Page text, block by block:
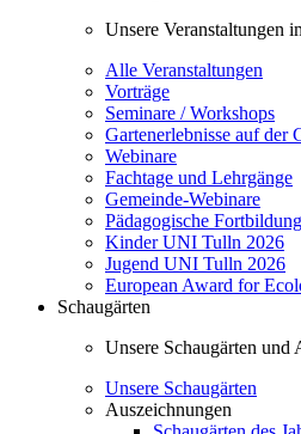
Unsere Veranstaltungen
Alle Veranstaltungen
Vorträge
Seminare / Workshops
Gartenerlebnisse auf
Webinare
Fachtage und Lehrgänge
Gemeinde-Webinare
Pädagogische
Kinder UNI Tulln 2026
Jugend UNI Tulln 2026
European Award for
Schaugärten
Unsere Schaugärten
Unsere Schaugärten
Auszeichnungen